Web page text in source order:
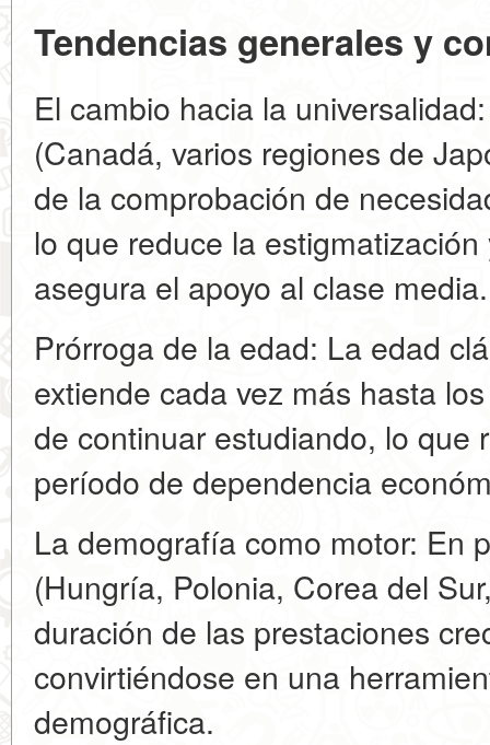
Tendencias generales y
El cambio hacia la
(Canadá, varios regiones de
de la comprobación de
lo que reduce la
asegura el apoyo al clase media.
Prórroga de la edad: La edad
extiende cada vez más hasta
de continuar estudiando, lo que
período de dependencia
La demografía como motor: En
(Hungría, Polonia, Corea del
duración de las prestaciones
convirtiéndose en una
demográfica.